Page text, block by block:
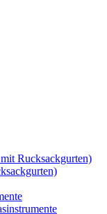
Rucksackgurten)